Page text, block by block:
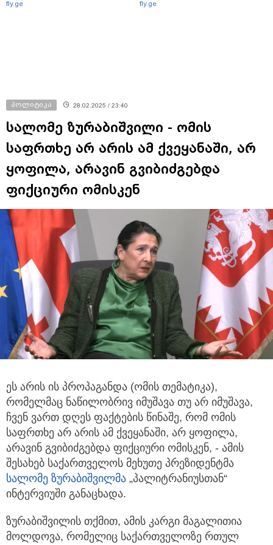
fly.ge fly.ge
პოლიტიკა 28.02.2025 / 23:40
სალომე ზურაბიშვილი - ომის
საფრთხე არ არის ამ ქვეყანაში, არ
ყოფილა, არავინ გვიბიძგებდა
ფიქციური ომისკენ
ეს არის ის პროპაგანდა (ომის თემატიკა),
რომელმაც ნაწილობრივ იმუშავა თუ არ იმუშავა,
ჩვენ ვართ დღეს ფაქტების წინაშე, რომ ომის
საფრთხე არ არის ამ ქვეყანაში, არ ყოფილა,
არავინ გვიბიძგებდა ფიქციური ომისკენ, - ამის
შესახებ საქართველოს მეხუთე პრეზიდენტმა
სალომე ზურაბიშვილმა „პალიტრანიუსთან“
ინტერვიუში განაცხადა.
ზურაბიშვილის თქმით, ამის კარგი მაგალითია
მოლდოვა, რომელიც საქართველოზე რთულ